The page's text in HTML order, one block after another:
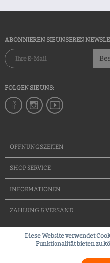
ABONNIEREN SIE UNSEREN
FOLGEN SIE UNS:
ÖFFNUNGSZEITEN
SHOP SERVICE
INFORMATIONEN
ZAHLUNG & VERSAND
Groessentabelle Team
Diese Website verwendet
Funktionalität bieten zu